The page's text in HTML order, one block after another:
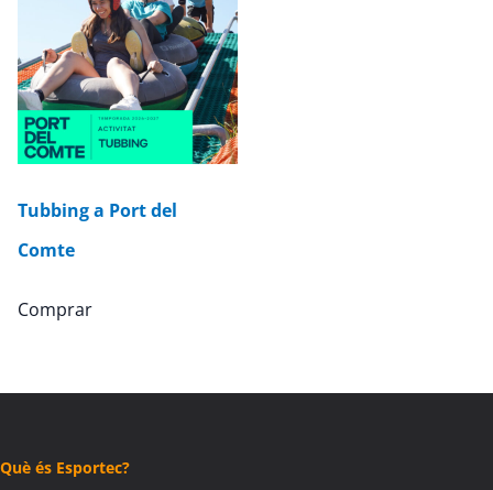
Tubbing a Port del
Comte
Comprar
Què és Esportec?